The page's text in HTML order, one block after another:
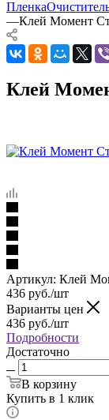
Пленка
—Клей Момент
Клей
Артикул: Клей
436 руб./шт
Варианты цен
436 руб./шт
Подробности
Достаточно
В корзину
Купить в 1 клик